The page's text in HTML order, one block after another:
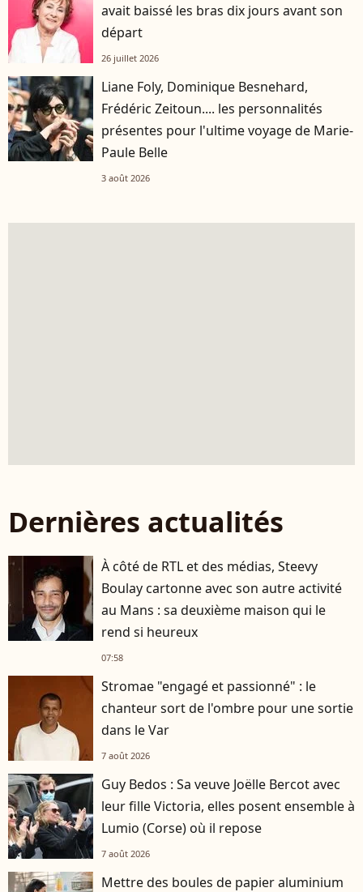
avait baissé les bras dix jours avant son
départ
26 juillet 2026
Liane Foly, Dominique Besnehard,
Frédéric Zeitoun.... les personnalités
présentes pour l'ultime voyage de Marie-
Paule Belle
3 août 2026
Dernières actualités
À côté de RTL et des médias, Steevy
Boulay cartonne avec son autre activité
au Mans : sa deuxième maison qui le
rend si heureux
07:58
Stromae "engagé et passionné" : le
chanteur sort de l'ombre pour une sortie
dans le Var
7 août 2026
Guy Bedos : Sa veuve Joëlle Bercot avec
leur fille Victoria, elles posent ensemble à
Lumio (Corse) où il repose
7 août 2026
Mettre des boules de papier aluminium